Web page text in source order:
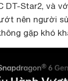
DT-Star2, và
nên người
gặp khó